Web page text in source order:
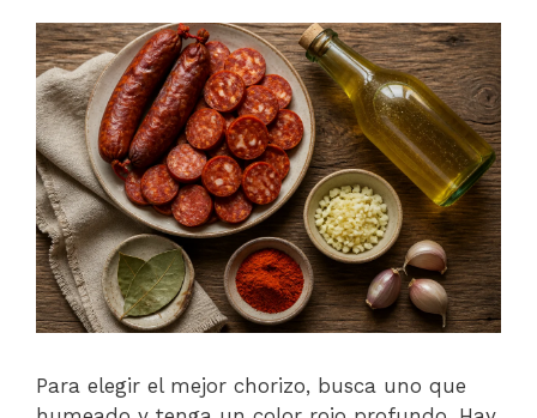
Para elegir el mejor chorizo, busca uno que